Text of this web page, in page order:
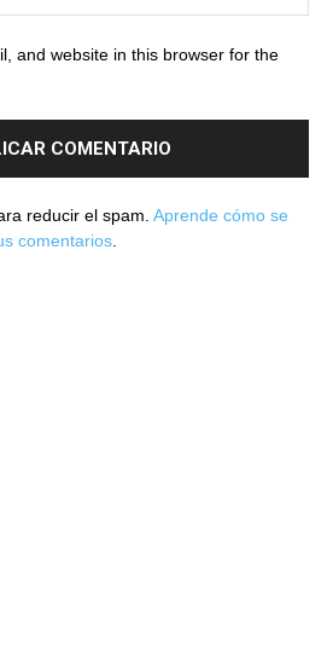
and website in this browser for the
reducir el spam. Aprende cómo se
comentarios